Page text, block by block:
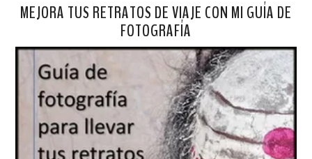
MEJORA TUS RETRATOS DE VIAJE CON MI GUÍA DE
FOTOGRAFÍA